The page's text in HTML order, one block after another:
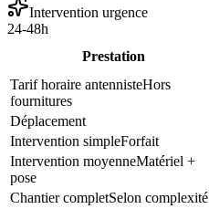
Intervention urgence
24-48h
Prestation
Tarif horaire antennisteHors
fournitures
Déplacement
Intervention simpleForfait
Intervention moyenneMatériel +
pose
Chantier completSelon complexité